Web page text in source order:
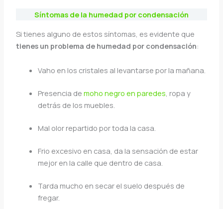
Síntomas de la humedad por condensación
Si tienes alguno de estos síntomas, es evidente que
tienes un problema de humedad por condensación:
Vaho en los cristales al levantarse por la mañana.
Presencia demoho negro en paredes, ropa y
detrás de los muebles.
Mal olor repartido por toda la casa.
Frio excesivo en casa, da la sensación de estar
mejor en la calle que dentro de casa.
Tarda mucho en secar el suelo después de
fregar.